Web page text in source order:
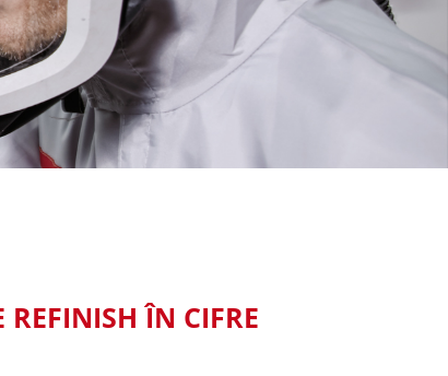
ÎN CIFRE